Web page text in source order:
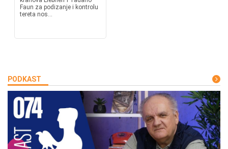
Faun za podizanje i kontrolu
tereta nos...
PODKAST